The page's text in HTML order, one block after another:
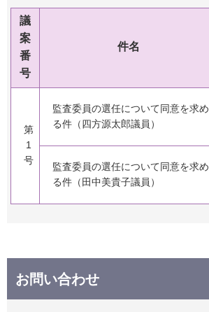
議
案
番
号
件名
第
1
号
監査委員の選任について同意を求め
る件（四方源太郎議員）
監査委員の選任について同意を求め
る件（田中美貴子議員）
お問い合わせ